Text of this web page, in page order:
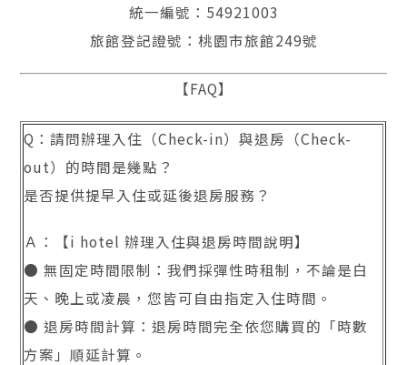
統一編號：54921003
旅館登記證號：桃園市旅館249號
【FAQ】
Q：請問辦理入住（Check-in）與退房（Check-
out）的時間是幾點？
是否提供提早入住或延後退房服務？
Ａ：【i hotel 辦理入住與退房時間說明】
● 無固定時間限制：我們採彈性時租制，不論是白
天、晚上或凌晨，您皆可自由指定入住時間。
● 退房時間計算：退房時間完全依您購買的「時數
方案」順延計算。